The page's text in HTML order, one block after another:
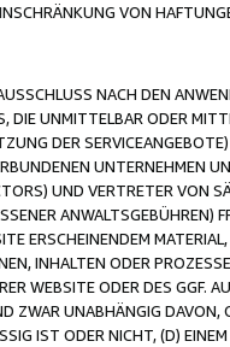
VON
NACH DEN
DIE UNMITTELBAR ODER
DER
UNTERNEHMEN
UND VERTRETER VON
ERSCHEINENDEM
INHALTEN ODER
WEBSITE ODER DES GGF.
ZWAR UNABHÄNGIG
IST ODER NICHT, (D)